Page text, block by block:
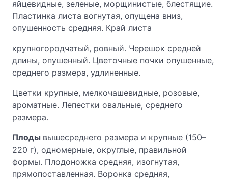
яйцевидные, зеленые, морщинистые, блестящие.
Пластинка листа вогнутая, опущена вниз,
опушенность средняя. Край листа
крупногородчатый, ровный. Черешок средней
длины, опушенный. Цветочные почки опушенные,
среднего размера, удлиненные.
Цветки крупные, мелкочашевидные, розовые,
ароматные. Лепестки овальные, среднего
размера.
Плоды вышесреднего размера и крупные (150–
220 г), одномерные, округлые, правильной
формы. Плодоножка средняя, изогнутая,
прямопоставленная. Воронка средняя,